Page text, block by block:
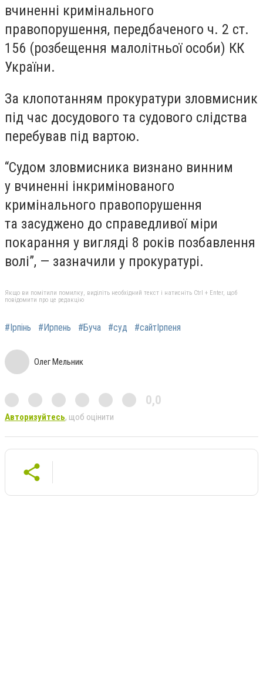
вчиненні кримінального
правопорушення, передбаченого ч. 2 ст.
156 (розбещення малолітньої особи) КК
України.
За клопотанням прокуратури зловмисник
під час досудового та судового слідства
перебував під вартою.
“Судом зловмисника визнано винним
у вчиненні інкримінованого
кримінального правопорушення
та засуджено до справедливої міри
покарання у вигляді 8 років позбавлення
волі”, — зазначили у прокуратурі.
Якщо ви помітили помилку, виділіть необхідний текст і натисніть Ctrl + Enter, щоб
повідомити про це редакцію
#Ірпінь #Ирпень #Буча #cуд #сайтІрпеня
Олег Мельник
0,0
Авторизуйтесь, щоб оцінити